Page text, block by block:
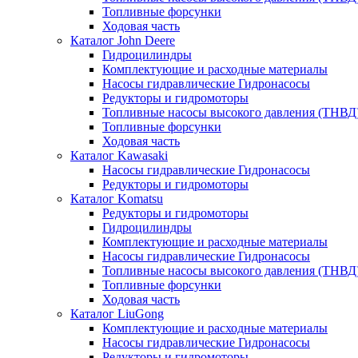
Топливные форсунки
Ходовая часть
Каталог John Deere
Гидроцилиндры
Комплектующие и расходные материалы
Насосы гидравлические Гидронасосы
Редукторы и гидромоторы
Топливные насосы высокого давления
Топливные форсунки
Ходовая часть
Каталог Kawasaki
Насосы гидравлические Гидронасосы
Редукторы и гидромоторы
Каталог Komatsu
Редукторы и гидромоторы
Гидроцилиндры
Комплектующие и расходные материалы
Насосы гидравлические Гидронасосы
Топливные насосы высокого давления
Топливные форсунки
Ходовая часть
Каталог LiuGong
Комплектующие и расходные материалы
Насосы гидравлические Гидронасосы